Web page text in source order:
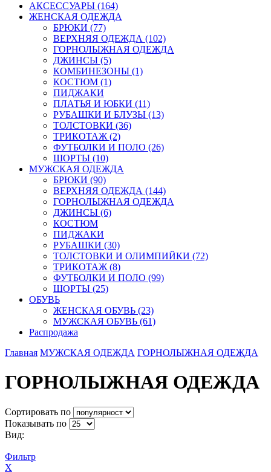
АКСЕССУАРЫ (164)
ЖЕНСКАЯ ОДЕЖДА
БРЮКИ (77)
ВЕРХНЯЯ ОДЕЖДА (102)
ГОРНОЛЫЖНАЯ ОДЕЖДА
ДЖИНСЫ (5)
КОМБИНЕЗОНЫ (1)
КОСТЮМ (1)
ПИДЖАКИ
ПЛАТЬЯ И ЮБКИ (11)
РУБАШКИ И БЛУЗЫ (13)
ТОЛСТОВКИ (36)
ТРИКОТАЖ (2)
ФУТБОЛКИ И ПОЛО (26)
ШОРТЫ (10)
МУЖСКАЯ ОДЕЖДА
БРЮКИ (90)
ВЕРХНЯЯ ОДЕЖДА (144)
ГОРНОЛЫЖНАЯ ОДЕЖДА
ДЖИНСЫ (6)
КОСТЮМ
ПИДЖАКИ
РУБАШКИ (30)
ТОЛСТОВКИ И ОЛИМПИЙКИ (72)
ТРИКОТАЖ (8)
ФУТБОЛКИ И ПОЛО (99)
ШОРТЫ (25)
ОБУВЬ
ЖЕНСКАЯ ОБУВЬ (23)
МУЖСКАЯ ОБУВЬ (61)
Распродажа
Главная МУЖСКАЯ ОДЕЖДА ГОРНОЛЫЖНАЯ ОДЕЖДА
ГОРНОЛЫЖНАЯ ОДЕЖДА
Сортировать по
Показывать по
Вид:
Фильтр
X